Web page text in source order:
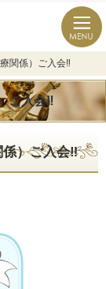
関係）ご入会‼️
ご入会‼️
ムズ）
係）ご入会‼️
関係）ご入会‼️